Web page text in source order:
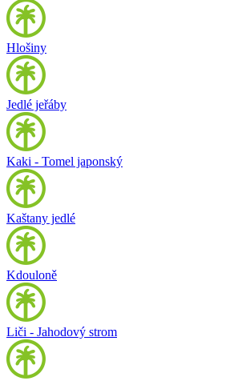
Hlošiny
Jedlé jeřáby
Kaki - Tomel japonský
Kaštany jedlé
Kdouloně
Liči - Jahodový strom